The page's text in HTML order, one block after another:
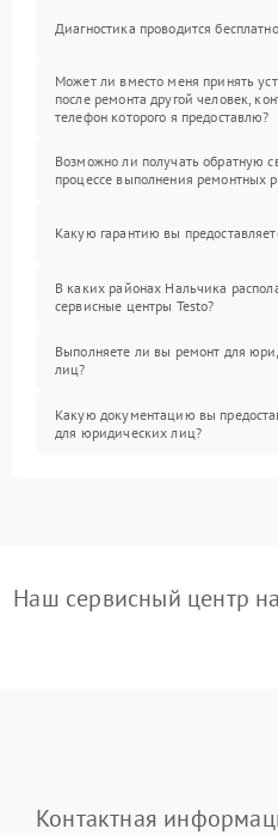
Диагностика проводится
Может ли вместо меня принять
после ремонта другой человек,
телефон которого я предоставлю?
Возможно ли получать обратную
процессе выполнения ремонтных
Какую гарантию вы
В каких районах Нальчика
сервисные центры Testo?
Выполняете ли вы ремонт для
лиц?
Какую документацию вы
для юридических лиц?
Наш сервисный центр
Контактная